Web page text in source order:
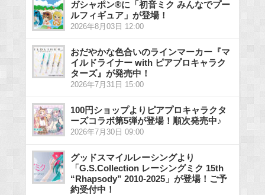
ガシャポン®に「初音ミク みんなでプー
ルフィギュア」が登場！
2026年8月03日 12:00
おだやかな色合いのラインマーカー『マ
イルドライナー with ピアプロキャラク
ターズ』が発売中！
2026年7月31日 15:00
100円ショップよりピアプロキャラクタ
ーズコラボ第5弾が登場！順次発売中♪
2026年7月30日 09:00
グッドスマイルレーシングより
「G.S.Collection レーシングミク 15th
“Rhapsody” 2010-2025」が登場！ご予
約受付中！